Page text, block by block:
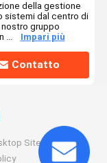
della gestione
sistemi dal centro di
gruppo
...
Impari più
Contatto
Site